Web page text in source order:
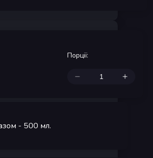
Порції:
- 500 мл.